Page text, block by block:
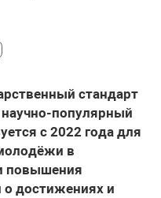
стандарт
популярный
с 2022 года для
в
повышения
достижениях и